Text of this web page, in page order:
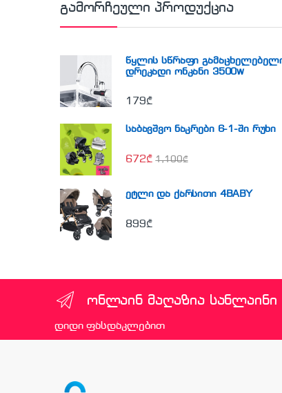
გამორჩეული პროდუქცია
წყლის სწრაფი
დრეკადი ონკანი 3500w
179₾
საბავშვო ნაკრები 6-1-ში რუხი
672₾ 1,100₾
ეტლი და ქარსითი 4BABY
899₾
ონლაინ მაღაზია სანლაინი
დიდი ფასდაკლებით